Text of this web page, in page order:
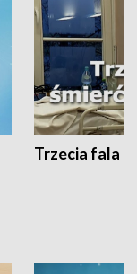
Trzecia fala -